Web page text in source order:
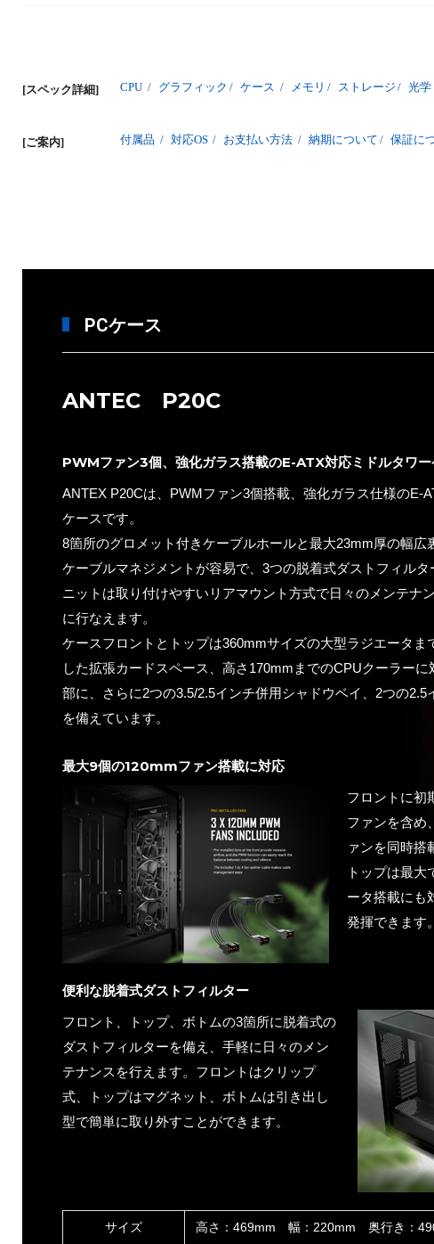
[スペック詳細] CPU / グラフィック / ケース / メモリ / ストレージ / 光学
[ご案内] 付属品 / 対応OS / お支払い方法 / 納期について / 保証に
PCケース
ANTEC P20C
PWMファン3個、強化ガラス搭載のE-ATX対応ミドルタワー
ANTEX P20Cは、PWMファン3個搭載、強化ガラス仕様のE-
ケースです。
8箇所のグロメット付きケーブルホールと最大23mm厚の幅広
ケーブルマネジメントが容易で、3つの脱着式ダストフィル
ニットは取り付けやすいリアマウント方式で日々のメンテナ
に行なえます。
ケースフロントとトップは360mmサイズの大型ラジエータま
した拡張カードスペース、高さ170mmまでのCPUクーラー
部に、さらに2つの3.5/2.5インチ併用シャドウベイ、2つの2.5
を備えています。
最大9個の120mmファン搭載に対応
フロントに初
ファンを含め
ァンを同時搭
トップは最大
ータ搭載にも
発揮できます。
便利な脱着式ダストフィルター
フロント、トップ、ボトムの3箇所に脱着式の
ダストフィルターを備え、手軽に日々のメン
テナンスを行えます。フロントはクリップ
式、トップはマグネット、ボトムは引き出し
型で簡単に取り外すことができます。
サイズ 高さ：469mm 幅：220mm 奥行き：